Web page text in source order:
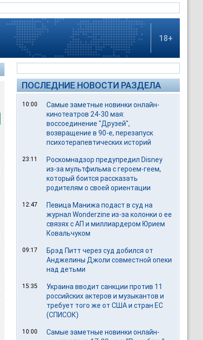
18+
ПОСЛЕДНИЕ НОВОСТИ РАЗДЕЛА
10:00
Самые заметные новинки онлайн-
кинотеатров 24-30 мая:
воссоединение "Друзей",
возвращение в 90-е, перезапуск
психотерапевтических историй
23:11
Роскомнадзор предупредил Disney
из-за мультфильма c героем-геем,
который боится рассказать
родителям о своей ориентации
12:47
Певица Манижа подаст в суд на
журнал Wonderzine из-за колонки о ее
связях с АП и миллиардером Юрием
Ковальчуком
09:17
Брэд Питт через суд добился от
Анджелины Джоли совместной опеки
над детьми
15:35
Украина вводит санкции против 11
российских актеров и музыкантов и
требует того же от США и стран ЕС
(СПИСОК)
10:00
Самые заметные новинки онлайн-